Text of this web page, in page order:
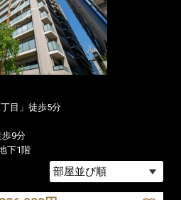
目」徒歩5分
歩9分
下1階